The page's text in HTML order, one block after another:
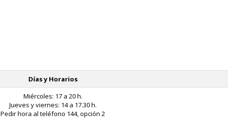
Días y Horarios
Miércoles: 17 a 20 h.
Jueves y viernes: 14 a 17.30 h.
Pedir hora al teléfono 144, opción 2